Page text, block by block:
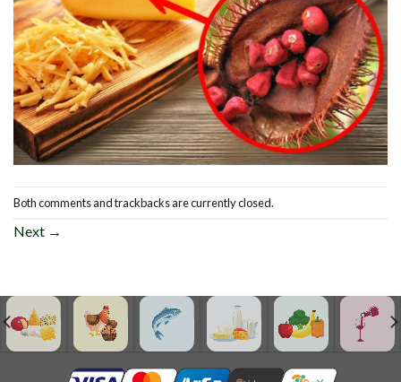
Both comments and trackbacks are currently closed.
Next →